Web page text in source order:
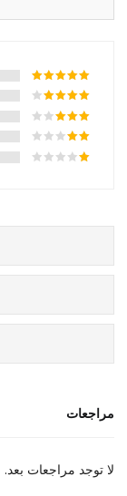
مراجعات
لا توجد مراجعات بعد.